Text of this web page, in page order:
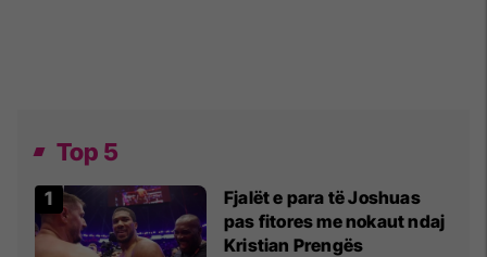
Top 5
Fjalët e para të Joshuas
pas fitores me nokaut ndaj
Kristian Prengës